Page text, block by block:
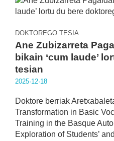
DOKTOREGO TESIA
Ane Zubizarreta
bikain ‘cum laude’
tesian
2025·12·18
Doktore berriak
Transformation in Basic
Training in the Basque
Exploration of Students’